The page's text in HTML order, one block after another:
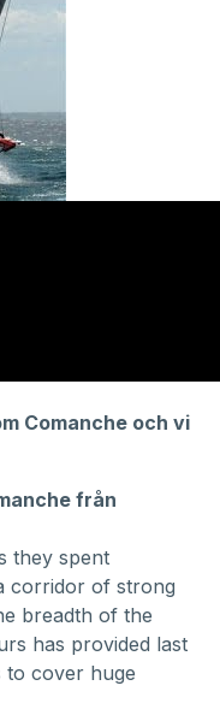
Comanche och vi
från
they spent
corridor of strong
breadth of the
has provided last
to cover huge